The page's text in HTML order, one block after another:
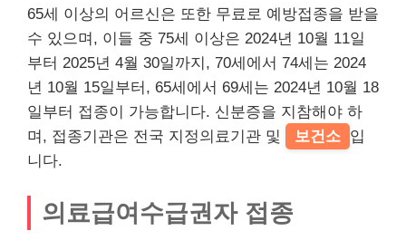
65세 이상의 어르신은 또한 무료로 예방접종을 받을
수 있으며, 이들 중 75세 이상은 2024년 10월 11일
부터 2025년 4월 30일까지, 70세에서 74세는 2024
년 10월 15일부터, 65세에서 69세는 2024년 10월 18
일부터 접종이 가능합니다. 신분증을 지참해야 하
며, 접종기관은 전국 지정의료기관 및
보건소 입
니다.
의료급여수급권자 접종